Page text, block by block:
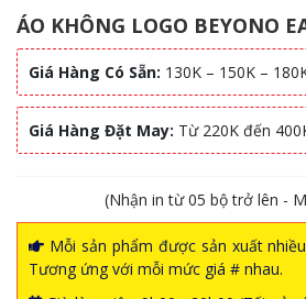
ÁO KHÔNG LOGO BEYONO
Giá Hàng Có Sẵn: 130K – 150K –
Giá Hàng Đặt May: Từ 220K đến
(Nhận in từ 05 bộ trở lên -
Mỗi sản phẩm được sản xuất
Tương ứng với mỗi mức giá # nhau.